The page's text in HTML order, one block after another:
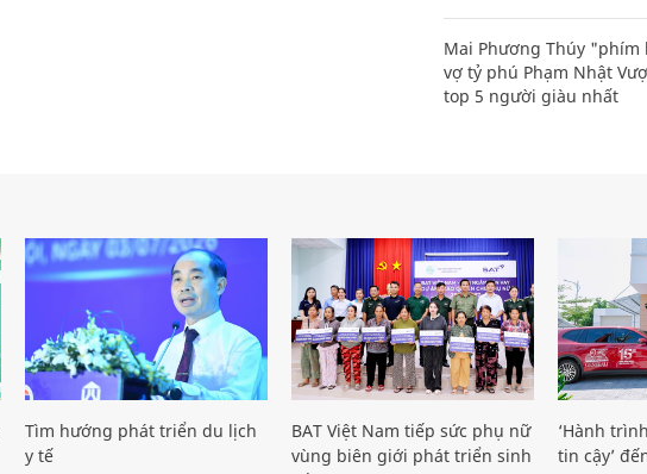
Mai Phương Thúy
vợ tỷ phú Phạm Nhật
top 5 người giàu nhất
Tìm hướng phát triển du lịch
y tế
BAT Việt Nam tiếp sức phụ nữ
vùng biên giới phát triển sinh
‘Hành
tin cậy’